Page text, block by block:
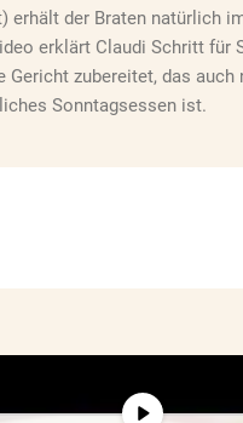
erhält der Braten natürlich
erklärt Claudi Schritt für
Gericht zubereitet, das auch
Sonntagsessen ist.